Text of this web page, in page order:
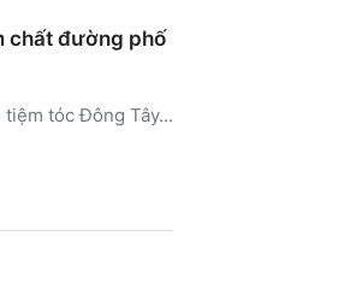
chất đường phố
tóc Đông Tây...